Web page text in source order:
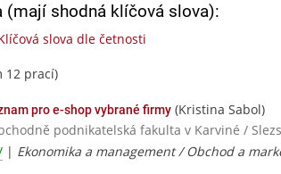
(mají shodná klíčová slova):
slova dle četnosti
12 prací)
pro e-shop vybrané firmy (Kristina Sabol)
podnikatelská fakulta v Karviné /
| Ekonomika a management / Obchod a